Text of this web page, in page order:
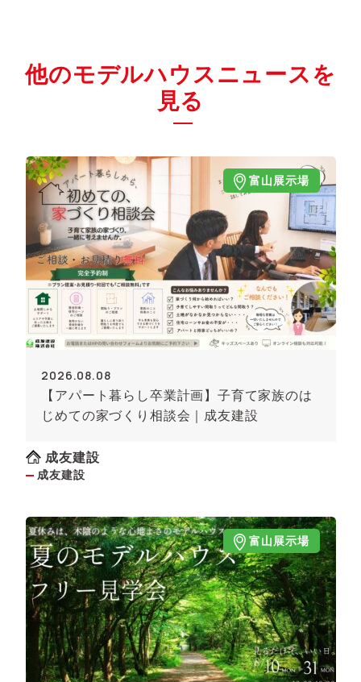
他のモデルハウスニュースを
見る
富山展示場
2026.08.08
【アパート暮らし卒業計画】子育て家族のは
じめての家づくり相談会｜成友建設
成友建設
成友建設
富山展示場